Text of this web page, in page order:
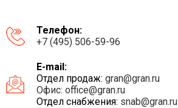
Телефон:
+7 (495) 506-59-96
E-mail:
Отдел продаж: gran@gran.ru
Офис: office@gran.ru
Отдел снабжения: snab@gran.ru